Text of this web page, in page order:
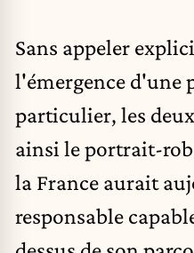
Sans appeler
l'émergence d'une
particulier, les
ainsi le portrait-
la France aurait
responsable